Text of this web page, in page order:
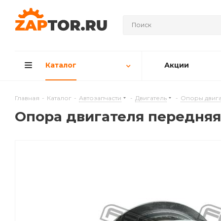
Каталог Акции
Главная - Каталог - Автозапчасти - Двигатель - Опоры
Опора двигателя передняя